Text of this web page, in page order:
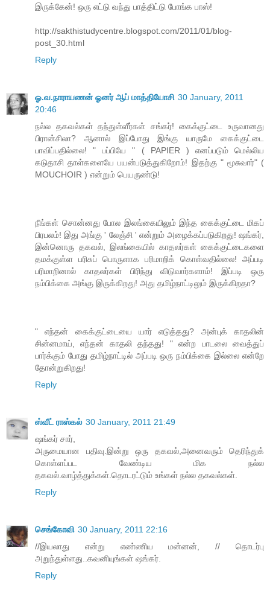
இருக்கேன்! ஒரு எட்டு வந்து பாத்திட்டு போங்க பாஸ்!
http://sakthistudycentre.blogspot.com/2011/01/blog-
post_30.html
Reply
ஓ.வ.நாராயணன் ஓனர் ஆப் மாத்தியோசி 30 January, 2011
20:46
நல்ல தகவல்கள் தந்துள்ளீர்கள் சங்கர்! கைக்குட்டை உருவானது
பிரான்சிலா? ஆனால் இப்போது இங்கு யாருமே கைக்குட்டை
பாவிப்பதில்லை! " பப்பியே " ( PAPIER ) எனப்படும் மெல்லிய
கடுதாசி தாள்களையே பயன்படுத்துகிறோம்! இதற்கு " மூசுவார்" (
MOUCHOIR ) என்றும் பெயருண்டு!
நீங்கள் சொன்னது போல இலங்கையிலும் இந்த கைக்குட்டை மிகப்
பிரபலம்! இது அங்கு ' லேஞ்சி ' என்றும் அழைக்கப்படுகிறது! ஷங்கர்,
இன்னொரு தகவல், இலங்கையில் காதலர்கள் கைக்குட்டைகளை
தமக்குள்ள பரிசுப் பொருளாக பரிமாறிக் கொள்வதில்லை! அப்படி
பரிமாறினால் காதலர்கள் பிரிந்து விடுவார்களாம்! இப்படி ஒரு
நம்பிக்கை அங்கு இருக்கிறது! அது தமிழ்நாட்டிலும் இருக்கிறதா?
" எந்தன் கைக்குட்டையை யார் எடுத்தது? அன்புக் காதலின்
சின்னமாய், எந்தன் காதலி தந்தது! " என்ற பாடலை வைத்துப்
பார்க்கும் போது தமிழ்நாட்டில் அப்படி ஒரு நம்பிக்கை இல்லை என்றே
தோன்றுகிறது!
Reply
ஸ்வீட் ராஸ்கல் 30 January, 2011 21:49
ஷங்கர் சார்,
அருமையான பதிவு.இன்று ஒரு தகவல்,அனைவரும் தெரிந்துக்
கொள்ளப்பட வேண்டிய மிக நல்ல
தகவல்.வாழ்த்துக்கள்.தொடரட்டும் உங்கள் நல்ல தகவல்கள்.
Reply
செங்கோவி 30 January, 2011 22:16
//இயலாது என்று எண்ணிய மன்னன், // தொடர்பு
அறுந்துள்ளது..கவனியுங்கள் ஷங்கர்.
Reply